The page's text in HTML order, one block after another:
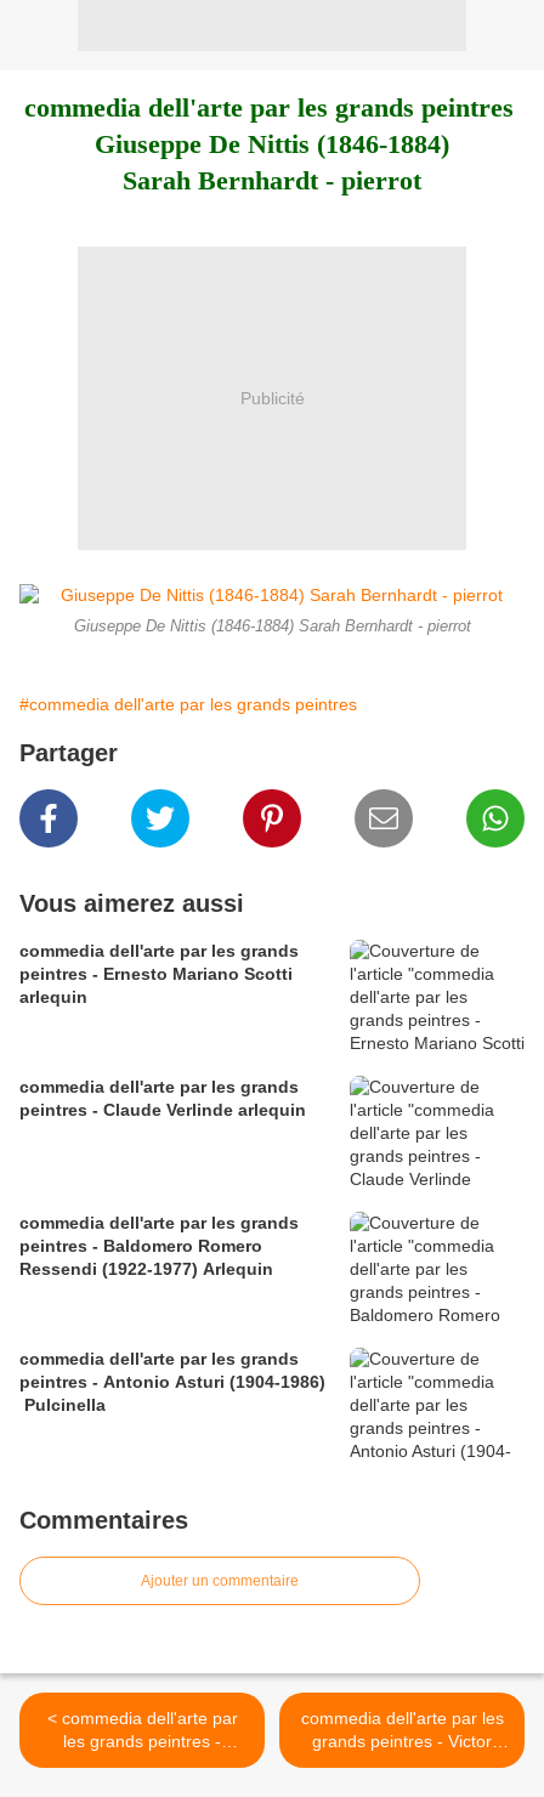
commedia dell'arte par les grands peintres
Giuseppe De Nittis (1846-1884)
Sarah Bernhardt - pierrot
Publicité
Giuseppe De Nittis (1846-1884) Sarah Bernhardt - pierrot
#commedia dell'arte par les grands peintres
Partager
Vous aimerez aussi
commedia dell'arte par les grands
peintres - Ernesto Mariano Scotti
arlequin
commedia dell'arte par les grands
peintres - Claude Verlinde arlequin
commedia dell'arte par les grands
peintres - Baldomero Romero
Ressendi (1922-1977) Arlequin
commedia dell'arte par les grands
peintres - Antonio Asturi (1904-1986)
Pulcinella
Commentaires
Ajouter un commentaire
< commedia dell'arte par
les grands peintres -
Alberto Morrocco (1917-
commedia dell'arte par les
grands peintres - Victor
Nizovtsev(1965) - Arlequin